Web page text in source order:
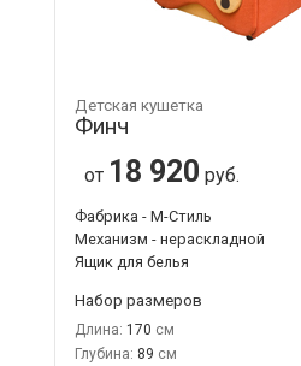
Детская кушетка
Финч
от 18 920 руб.
Фабрика - М-Стиль
Механизм - нераскладной
Ящик для белья
Набор размеров
Длина: 170
Глубина: 89